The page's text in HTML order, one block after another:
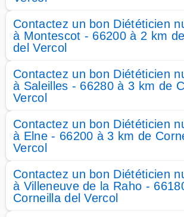
Contactez un bon Diététicien
à Montescot - 66200 à 2 km
del Vercol
Contactez un bon Diététicien
à Saleilles - 66280 à 3 km de
Vercol
Contactez un bon Diététicien
à Elne - 66200 à 3 km de
Vercol
Contactez un bon Diététicien
à Villeneuve de la Raho -
Corneilla del Vercol